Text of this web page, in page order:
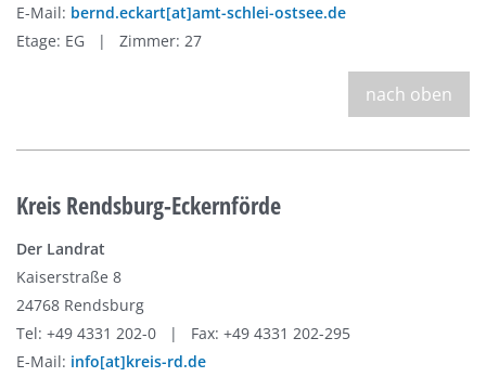
E-Mail: bernd.eckart[at]amt-schlei-ostsee.de
Etage: EG | Zimmer: 27
nach oben
Kreis Rendsburg-Eckernförde
Der Landrat
Kaiserstraße 8
24768 Rendsburg
Tel: +49 4331 202-0 | Fax: +49 4331 202-295
E-Mail: info[at]kreis-rd.de